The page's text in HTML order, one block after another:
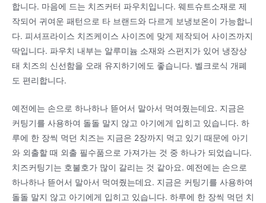
합니다. 마음에 드는 치즈커터 파우치입니다. 웨트슈트소재로 제
작되어 귀여운 패턴으로 타 브랜드와 다르게 보냉보온이 가능합니
다. 피셔프라이스 치즈케이스 사이즈에 맞게 제작되어 사이즈까지
딱입니다. 파우치 내부는 알루미늄 소재와 스펀지가 있어 냉장상
태 치즈의 신선함을 오래 유지하기에도 좋습니다. 벨크로식 개폐
도 편리합니다.
예전에는 손으로 하나하나 뜯어서 말아서 먹여줬는데요. 지금은
커팅기를 사용하여 돌돌 말지 않고 아기에게 입히고 있습니다. 하
루에 한 장씩 먹던 치즈는 지금은 2장까지 먹고 있기 때문에 아기
와 외출할 때 외출 필수품으로 가져가는 것 중 하나가 되었습니다.
치즈커팅기는 호불호가 많이 갈리는 것 같아요. 예전에는 손으로
하나하나 뜯어서 말아서 먹여줬는데요. 지금은 커팅기를 사용하여
돌돌 말지 않고 아기에게 입히고 있습니다. 하루에 한 장씩 먹던 치